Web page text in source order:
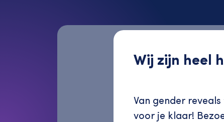
Wij zijn heel
Van gender
voor je klaar!